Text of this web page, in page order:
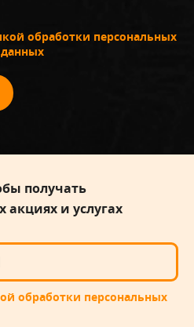
обработки персональных
данных
получать
и услугах
обработки персональных